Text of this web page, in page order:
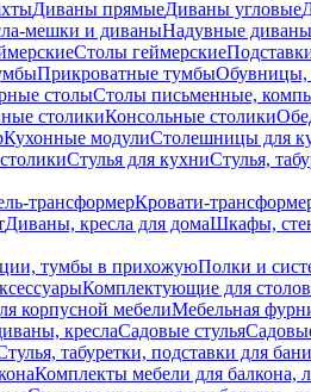
Диваны прямыеДиваны угловые
мешки и диваныНадувные диваны
Столы геймерские
Прикроватные тумбыОбувницы,
столыСтолы письменные,
столикиКонсольные столики
Кухонные модулиСтолешницы для
Стулья для кухниСтулья,
трансформерКровати-
Диваны, кресла для домаШкафы,
тумбы в прихожуюПолки и
Комплектующие для столов
корпусной мебелиМебельная
креслаСадовые стулья
табуретки, подставки для бани
Комплекты мебели для балкона,